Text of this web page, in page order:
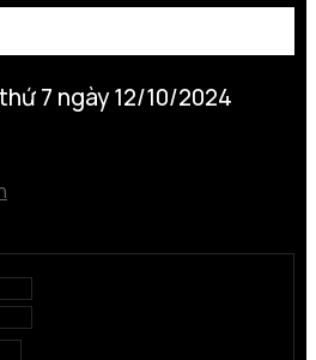
7 ngày 12/10/2024